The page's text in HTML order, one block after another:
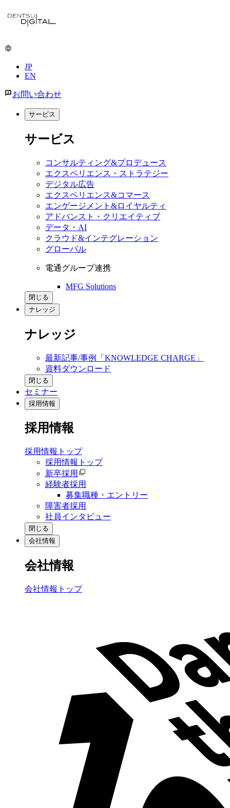
メ
コ
ツ
JP
EN
お問い合わせ
サービス
サービス
コンサルティング&プロデュース
エクスペリエンス・ストラテジー
デジタル広告
エクスペリエンス&コマース
エンゲージメント&ロイヤルティ
アドバンスト・クリエイティブ
データ・AI
クラウド&インテグレーション
グローバル
電通グループ連携
MFG Solutions
閉じる
ナレッジ
ナレッジ
最新記事/事例「KNOWLEDGE CHARGE」
資料ダウンロード
閉じる
セミナー
採用情報
採用情報
採用情報トップ
採用情報トップ
新卒採用
経験者採用
募集職種・エントリー
障害者採用
社員インタビュー
閉じる
会社情報
会社情報
会社情報トップ